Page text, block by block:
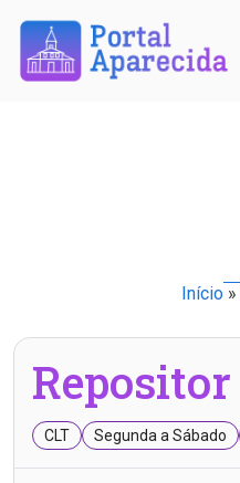
Início »
Repositor
CLT Segunda a Sábado